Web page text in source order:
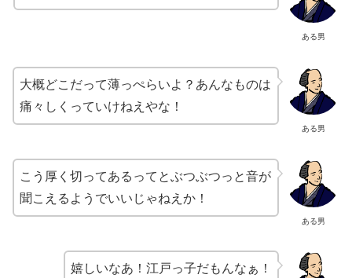
ある男
ある男
大概どこだって薄っぺらいよ？あんなものは
痛々しくっていけねえやな！
ある男
こう厚く切ってあるってとぶつぶつっと音が
聞こえるようでいいじゃねえか！
嬉しいなあ！江戸っ子だもんなぁ！